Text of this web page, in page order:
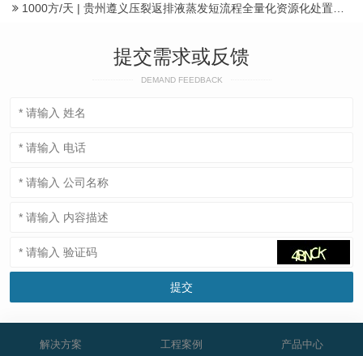
1000方/天 | 贵州遵义压裂返排液蒸发短流程全量化资源化处置项目建成投运产水
提交需求或反馈
DEMAND FEEDBACK
解决方案 工程案例 产品中心